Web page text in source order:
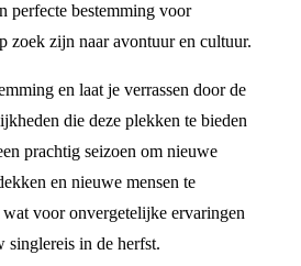
perfecte bestemming voor
zoek zijn naar avontuur en cultuur.
en laat je verrassen door de
die deze plekken te bieden
prachtig seizoen om nieuwe
en nieuwe mensen te
voor onvergetelijke ervaringen
singlereis in de herfst.